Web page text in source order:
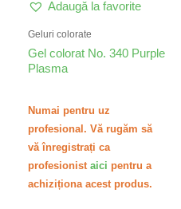
Adaugă la favorite
Geluri colorate
Gel colorat No. 340 Purple
Plasma
Numai pentru uz
profesional. Vă rugăm să
vă înregistrați ca
profesionist aici pentru a
achiziționa acest produs.